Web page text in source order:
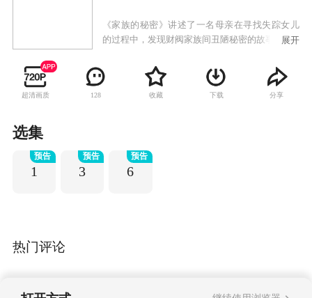
《家族的秘密》讲述了一名母亲在寻找失踪女儿
的过程中，发现财阀家族间丑陋秘密的故事。展开
超清画质 128 收藏 下载 分享
选集
1
预告
3
预告
6
预告
热门评论